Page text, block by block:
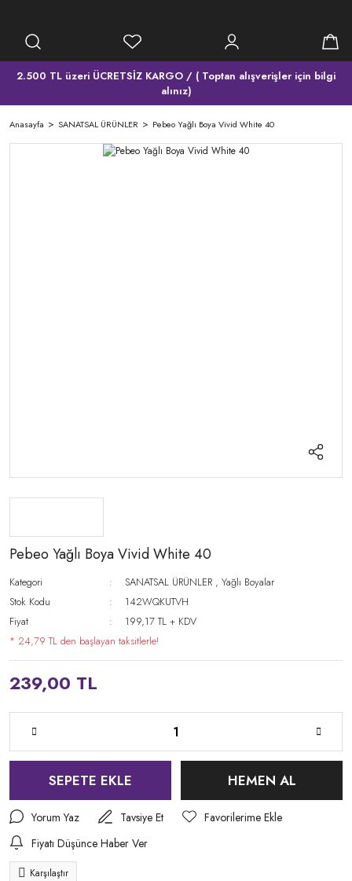
2.500 TL üzeri ÜCRETSİZ KARGO / ( Toptan alışverişler için bilgi
alınız)
Anasayfa SANATSAL ÜRÜNLER Pebeo Yağlı Boya Vivid White 40
Pebeo Yağlı Boya Vivid White 40
Kategori SANATSAL ÜRÜNLER ,Yağlı Boyalar
Stok Kodu
142WQKUTVH
Fiyat
199,17 TL + KDV
* 24,79 TL den başlayan taksitlerle!
239,00 TL
SEPETE EKLE HEMEN AL
Yorum Yaz
Tavsiye Et
Fiyatı Düşünce Haber Ver
Karşılaştır